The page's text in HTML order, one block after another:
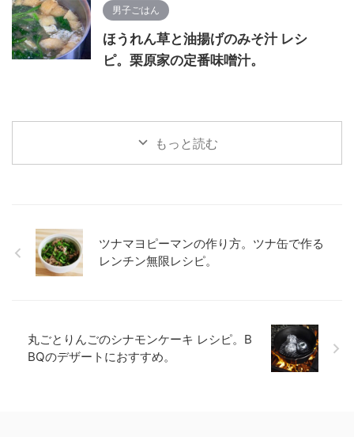
男子ごはん
ほうれん草と油揚げのみそ汁 レシ
ピ。栗原家の定番味噌汁。
もっと読む
ツナマヨピーマンの作り方。ツナ缶で作る
レンチン無限レシピ。
丸ごとりんごのシナモンケーキ レシピ。B
BQのデザートにおすすめ。